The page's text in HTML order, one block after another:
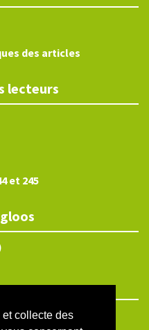
collecte des
des articles
lecteurs
et 245
2804-3359